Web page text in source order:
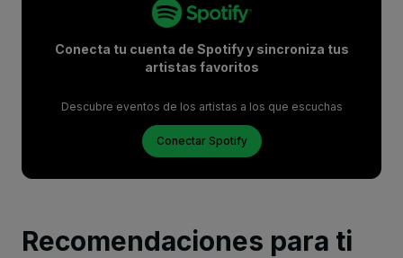
Conecta tu cuenta de Spotify y sincroniza tus
artistas favoritos
Descubre eventos de los artistas a los que escuchas
Conectar Spotify
Recomendaciones para ti